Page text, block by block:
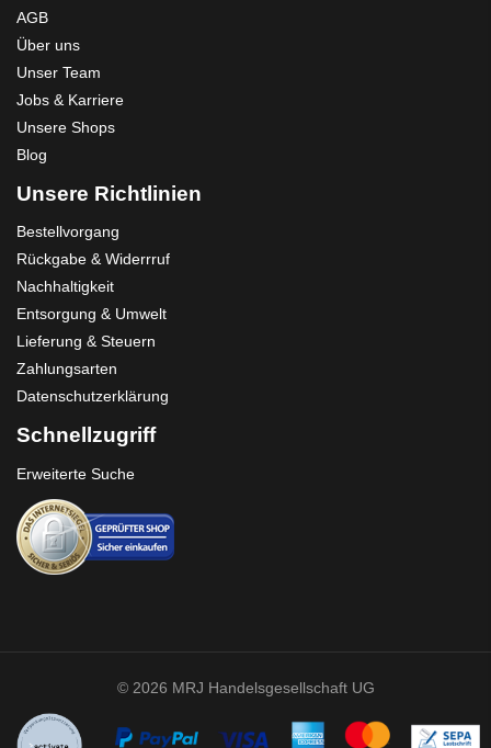
AGB
Über uns
Unser Team
Jobs & Karriere
Unsere Shops
Blog
Unsere Richtlinien
Bestellvorgang
Rückgabe & Widerrruf
Nachhaltigkeit
Entsorgung & Umwelt
Lieferung & Steuern
Zahlungsarten
Datenschutzerklärung
Schnellzugriff
Erweiterte Suche
© 2026 MRJ Handelsgesellschaft UG